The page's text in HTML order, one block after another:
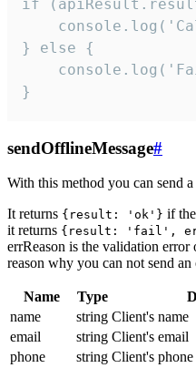
if
} else {
}
sendOfflineMessage#
With this method you can send
It returns {result: 'ok'} if
it returns {result: 'fail',
errReason is the validation error
reason why you can not send an
Name Type
name
string Client's name
email
string Client's email
phone
string Client's